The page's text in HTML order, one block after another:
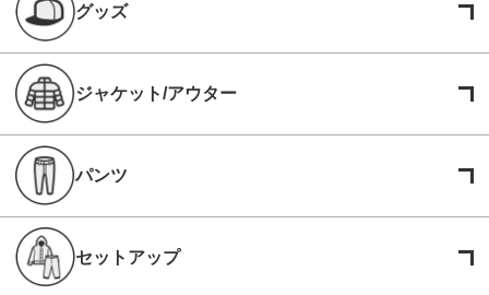
グッズ
ジャケット/アウター
パンツ
セットアップ